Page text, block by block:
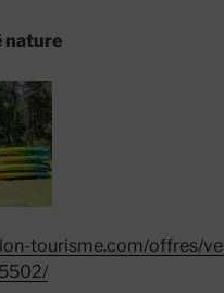
nature
tourisme.com/offres/